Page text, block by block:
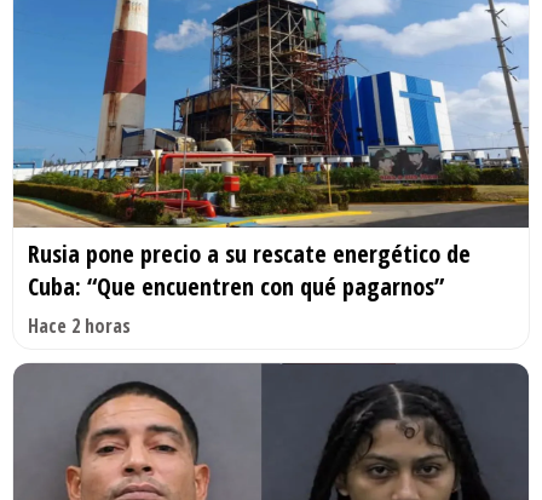
Rusia pone precio a su rescate energético de
Cuba: “Que encuentren con qué pagarnos”
Hace 2 horas